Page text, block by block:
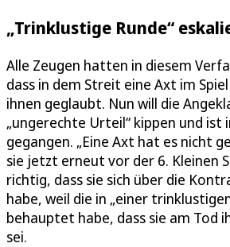
„Trinklustige Runde“
Alle Zeugen hatten in diesem
dass in dem Streit eine Axt im
ihnen geglaubt. Nun will die
„ungerechte Urteil“ kippen und ist
gegangen. „Eine Axt hat es nicht
sie jetzt erneut vor der 6. Kleinen
richtig, dass sie sich über die
habe, weil die in „einer
behauptet habe, dass sie am Tod
sei.